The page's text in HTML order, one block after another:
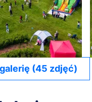
(45 zdjęć)